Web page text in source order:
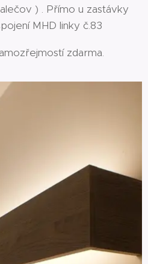
) . Přímo u zastávky
MHD linky č.83
zdarma.